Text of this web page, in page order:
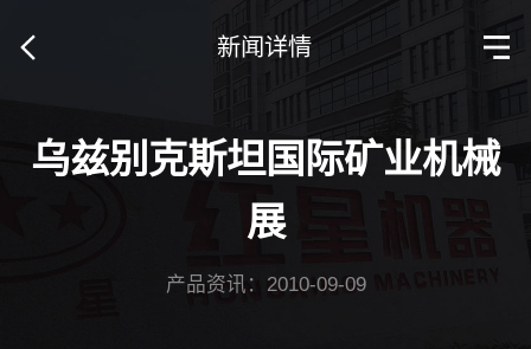
新闻详情
乌兹别克斯坦国际矿业机械
展
产品资讯：2010-09-09